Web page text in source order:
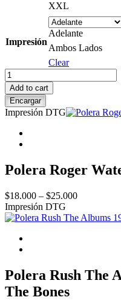
XXL
Impresión
Adelante
Ambos Lados
Clear
Polera
Nick
Mason
´s
Saucerful
Add to cart
Encargar
Impresión DTG
Polera Roger
$18.000 – $25.000Price
$18.000
Impresión DTG
Polera Rush The
The Bones